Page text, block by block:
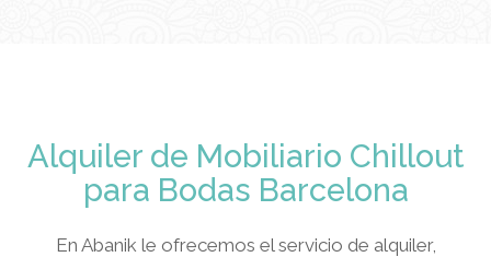
Alquiler de Mobiliario Chillout
para Bodas Barcelona
En Abanik le ofrecemos el servicio de alquiler,